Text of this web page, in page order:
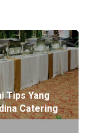
Tips Yang
Catering